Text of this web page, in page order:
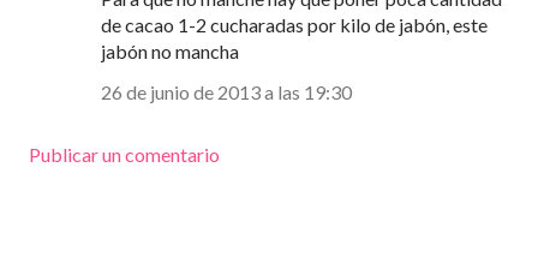
de cacao 1-2 cucharadas por kilo de jabón, este
jabón no mancha
26 de junio de 2013 a las 19:30
Publicar un comentario